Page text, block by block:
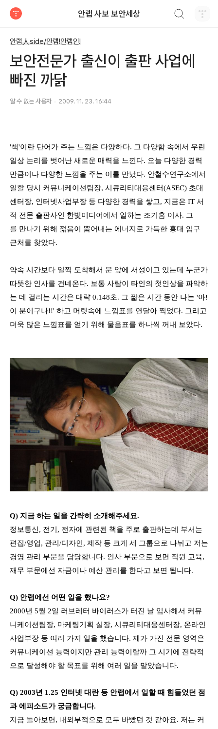
안랩 사보 보안세상
안랩人side/안랩!안랩인!
보안전문가 출신이 출판 사업에
빠진 까닭
알 수 없는 사용자 2009. 11. 23. 16:44
'책'이란 단어가 주는 느낌은 다양하다. 그 다양함 속에서 우린
일상 논리를 벗어난 새로운 매력을 느낀다. 오늘 다양한 경력
만큼이나 다양한 느낌을 주는 이를 만났다. 안철수연구소에서
일할 당시 커뮤니케이션팀장, 시큐리티대응센터(ASEC) 초대
센터장, 인터넷사업부장 등 다양한 경력을 쌓고, 지금은 IT 서
적 전문 출판사인 한빛미디어에서 일하는 조기흠 이사. 그
를 만나기 위해 젊음이 뿜어내는 에너지로 가득한 홍대 입구
근처를 찾았다.
약속 시간보다 일찍 도착해서 문 앞에 서성이고 있는데 누군가
따뜻한 인사를 건네온다. 보통 사람이 타인의 첫인상을 파악하
는 데 걸리는 시간은 대략 0.148초. 그 짧은 시간 동안 나는 '아!
이 분이구나!!' 하고 머릿속에 느낌표를 연달아 찍었다. 그리고
더욱 많은 느낌표를 얻기 위해 물음표를 하나씩 꺼내 보았다.
Q) 지금 하는 일을 간략히 소개해주세요.
정보통신, 전기, 전자에 관련된 책을 주로 출판하는데 부서는
편집/영업, 관리/디자인, 제작 등 크게 세 그룹으로 나뉘고 저는
경영 관리 부문을 담당합니다. 인사 부문으로 보면 직원 교육,
재무 부문에선 자금이나 예산 관리를 한다고 보면 됩니다.
Q) 안랩에선 어떤 일을 했나요?
2000년 5월 2일 러브레터 바이러스가 터진 날 입사해서 커뮤
니케이션팀장, 마케팅기획 실장, 시큐리티대응센터장, 온라인
사업부장 등 여러 가지 일을 했습니다. 제가 가진 전문 영역은
커뮤니케이션 능력이지만 관리 능력이랄까 그 시기에 전략적
으로 달성해야 할 목표를 위해 여러 일을 맡았습니다.
Q) 2003년 1.25 인터넷 대란 등 안랩에서 일할 때 힘들었던 점
과 에피소드가 궁금합니다.
지금 돌아보면, 내외부적으로 모두 바빴던 것 같아요. 저는 커